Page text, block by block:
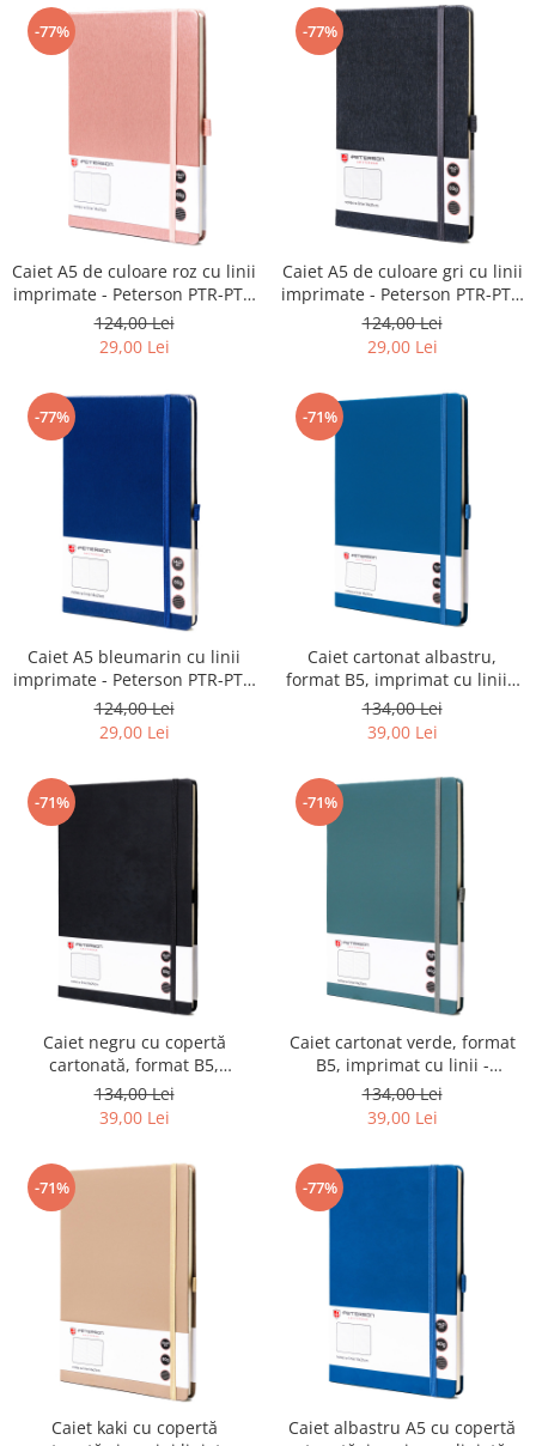
-77%
Caiet A5 de culoare roz cu linii
imprimate - Peterson PTR-PTN
NOT-6-LN-Q2-8716
124,00 Lei
29,00 Lei
-77%
Caiet A5 de culoare gri cu linii
imprimate - Peterson PTR-PTN
NOT-6-LN-Q2-8754
124,00 Lei
29,00 Lei
-77%
Caiet A5 bleumarin cu linii
imprimate - Peterson PTR-PTN
NOT-6-LN-Q2-8792
124,00 Lei
29,00 Lei
-71%
Caiet cartonat albastru,
format B5, imprimat cu linii -
Peterson PTR-PTN NOT-6-LN-
51-9065
134,00 Lei
39,00 Lei
-71%
Caiet negru cu copertă
cartonată, format B5,
imprimat cu linii - Peterson
PTR-PTN NOT-6-LN-51-9027
134,00 Lei
39,00 Lei
-71%
Caiet cartonat verde, format
B5, imprimat cu linii -
Peterson PTR-PTN NOT-6-LN-
51-9102
134,00 Lei
39,00 Lei
-71%
Caiet kaki cu copertă
-77%
Caiet albastru A5 cu copertă